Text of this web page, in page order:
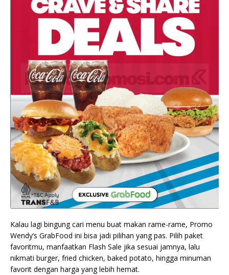
Kalau lagi bingung cari menu buat makan rame-rame, Promo
Wendy’s GrabFood ini bisa jadi pilihan yang pas. Pilih paket
favoritmu, manfaatkan Flash Sale jika sesuai jamnya, lalu
nikmati burger, fried chicken, baked potato, hingga minuman
favorit dengan harga yang lebih hemat.